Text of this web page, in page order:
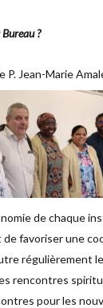
?
P. Jean-Marie
de chaque
de favoriser une
régulièrement
rencontres
pour les